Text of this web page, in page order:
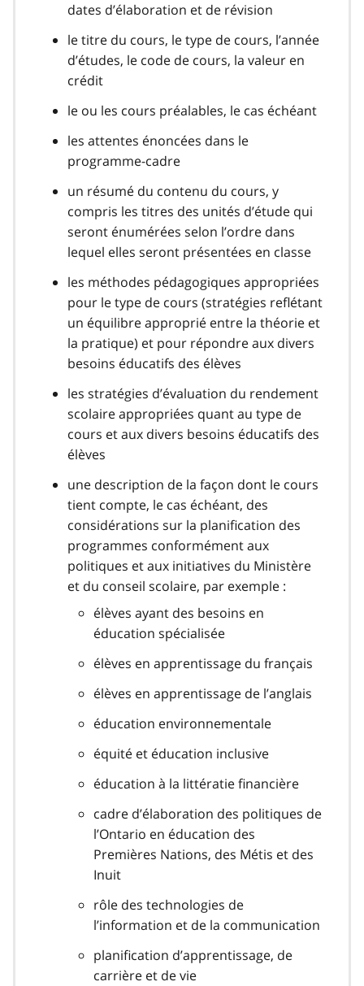
dates d’élaboration et de révision
le titre du cours, le type de cours, l’année
d’études, le code de cours, la valeur en
crédit
le ou les cours préalables, le cas échéant
les attentes énoncées dans le
programme-cadre
un résumé du contenu du cours, y
compris les titres des unités d’étude qui
seront énumérées selon l’ordre dans
lequel elles seront présentées en classe
les méthodes pédagogiques appropriées
pour le type de cours (stratégies reflétant
un équilibre approprié entre la théorie et
la pratique) et pour répondre aux divers
besoins éducatifs des élèves
les stratégies d’évaluation du rendement
scolaire appropriées quant au type de
cours et aux divers besoins éducatifs des
élèves
une description de la façon dont le cours
tient compte, le cas échéant, des
considérations sur la planification des
programmes conformément aux
politiques et aux initiatives du Ministère
et du conseil scolaire, par exemple :
élèves ayant des besoins en
éducation spécialisée
élèves en apprentissage du français
élèves en apprentissage de l’anglais
éducation environnementale
équité et éducation inclusive
éducation à la littératie financière
cadre d’élaboration des politiques de
l’Ontario en éducation des
Premières Nations, des Métis et des
Inuit
rôle des technologies de
l’information et de la communication
planification d’apprentissage, de
carrière et de vie